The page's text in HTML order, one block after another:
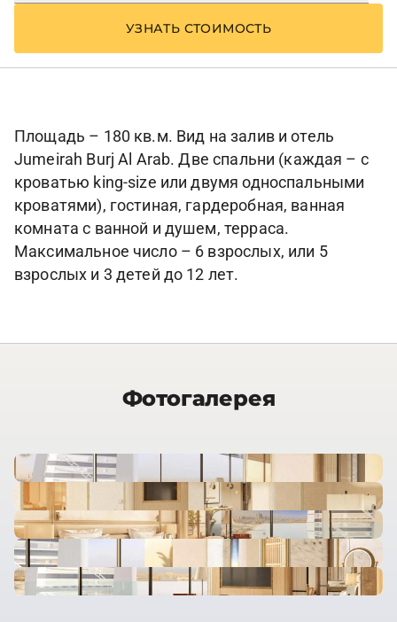
УЗНАТЬ СТОИМОСТЬ
Площадь – 180 кв.м. Вид на залив и отель
Jumeirah Burj Al Arab. Две спальни (каждая – с
кроватью king-size или двумя односпальными
кроватями), гостиная, гардеробная, ванная
комната с ванной и душем, терраса.
Максимальное число – 6 взрослых, или 5
взрослых и 3 детей до 12 лет.
Фотогалерея